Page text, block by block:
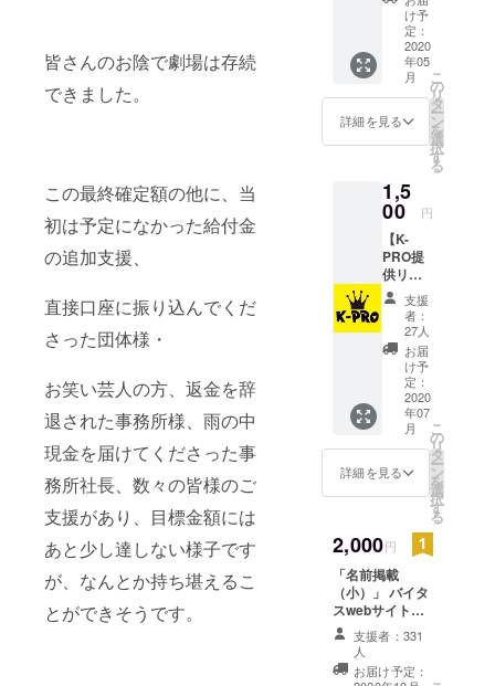
皆さんのお陰で劇場は存続
できました。
この最終確定額の他に、当
初は予定になかった給付金
の追加支援、
直接口座に振り込んでくだ
さった団体様・
お笑い芸人の方、返金を辞
退された事務所様、雨の中
現金を届けてくださった事
務所社長、数々の皆様のご
支援があり、目標金額には
あと少し達しない様子です
が、なんとか持ち堪えるこ
とができそうです。
可能
ページ
にござ
います
URLか
らご覧
下さ
すが動
画をお
贈りさ
せて頂
きま
す。 内
容は ・
バティ
オス
楽屋紹
介 ・V-
1 舞台
上体験
となっ
ており
ます。
※こちら
500円の
ご支援
を頂い
た方 ・
他の金
額のご
支援を
頂いた
方、既
け予
定：
2020
年05
月
詳細を見る
こ
の
リ
タ
ー
ン
を
選
択
す
る
1,5
00 円
【K-
PRO提
供リ
ター
ン】 K-
PRO配
信・バ
イタス
応援配
信トー
クライ
ブ ～バ
ティオ
ス・V-1
の思い
出語ろ
定公開
のアド
レスを
お伝え
しま
す。返
信先の
アドレ
スを必
支援
者：
27人
お届
け予
定：
2020
年07
月
詳細を見る
こ
の
リ
タ
ー
ン
を
選
択
す
る
2,000円
「名前掲載
（小）」 バイタ
スwebサイト特
設ページに、
「ご支援ありが
とうございまし
た。」ページを
支援者：331
人
お届け予定：